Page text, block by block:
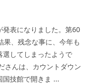
表になりました。 第60
果、残念な事に、今年も
選してしまったようで
さんは、カウントダウン
国技館で開きま ...